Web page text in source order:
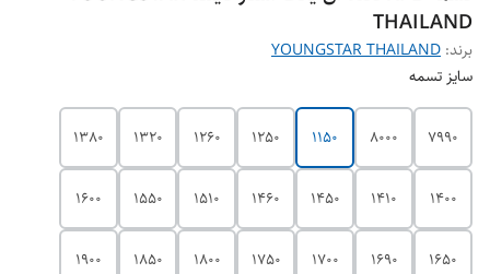
THAILAND
برند: YOUNGSTAR THAILAND
سایز تسمه
7990
8000
1150
1250
1260
1320
1380
1400
1410
1450
1460
1510
1550
1600
1650
1690
1700
1750
1800
1850
1900